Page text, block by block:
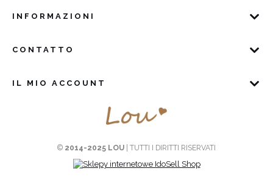
INFORMAZIONI
CONTATTO
IL MIO ACCOUNT
© 2014-2025 LOU | TUTTI I DIRITTI RISERVATI